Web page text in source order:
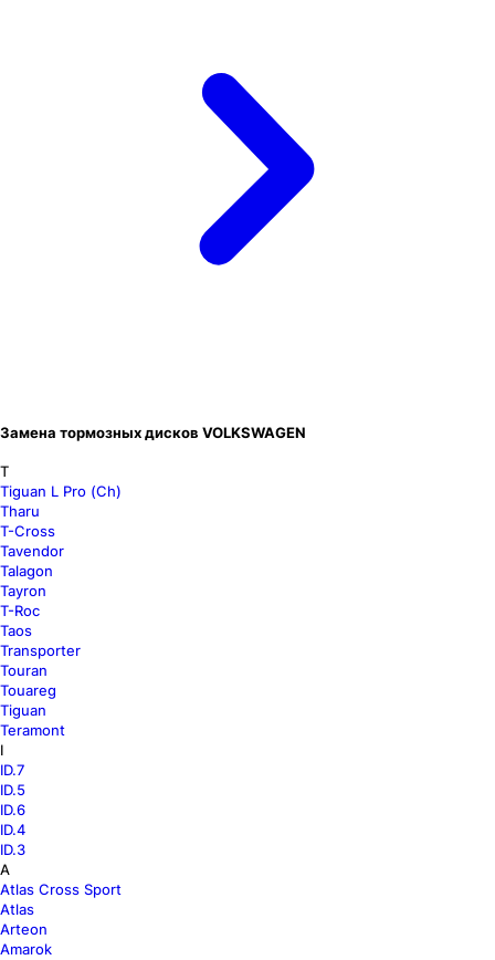
Замена тормозных дисков VOLKSWAGEN
T
Tiguan L Pro (Ch)
Tharu
T-Cross
Tavendor
Talagon
Tayron
T-Roc
Taos
Transporter
Touran
Touareg
Tiguan
Teramont
I
ID.7
ID.5
ID.6
ID.4
ID.3
A
Atlas Cross Sport
Atlas
Arteon
Amarok